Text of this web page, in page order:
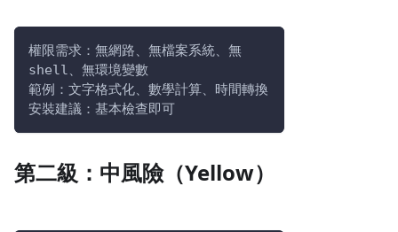
權限需求：無網路、無檔案系統、無
shell、無環境變數
範例：文字格式化、數學計算、時間轉換
安裝建議：基本檢查即可
第二級：中風險（Yellow）